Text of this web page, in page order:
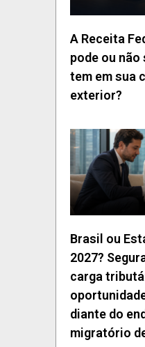
A Receita
pode ou não
tem em sua
exterior?
Brasil ou
2027?
carga
diante do
migratório